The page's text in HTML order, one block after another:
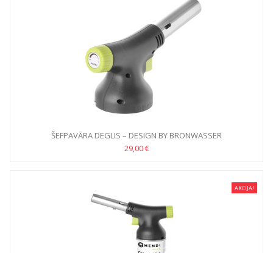
ŠEFPAVĀRA DEGLIS – DESIGN BY BRONWASSER
29,00 €
AKCIJA!